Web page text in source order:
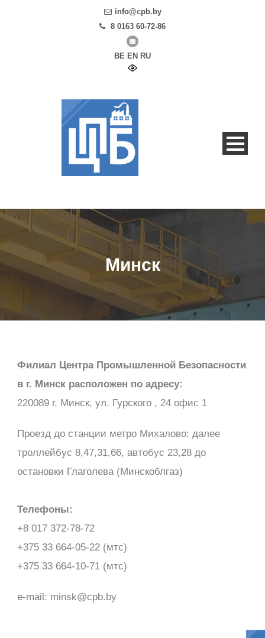
info@cpb.by
8 0163 60-72-86
BE EN RU
Минск
Филиал Центра Промышленной Безопасности
в г. Минск расположен по адресу:
220089 г. Минск, ул. Гурского , 24 офис 1
Проезд до станции метро Михалово; далее
троллейбус 8,47,31,66, автобус 23,28 до
остановки Глаголева (Минскоблгаз)
Телефоны:
+8 017 372-78-72
+375 33 664-05-22 (мтс)
+375 33 664-10-71 (мтс)
e-mail: minsk@cpb.by